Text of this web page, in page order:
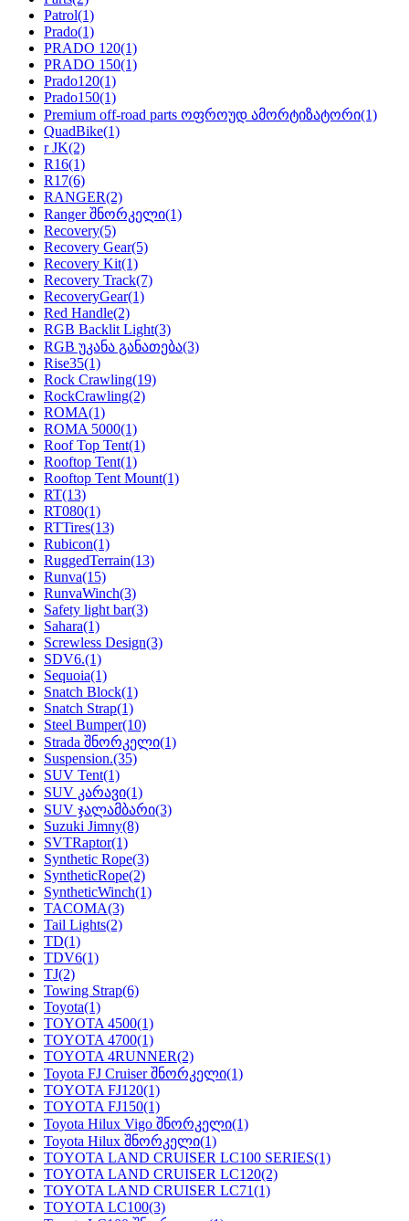
Patrol(1)
Prado(1)
PRADO 120(1)
PRADO 150(1)
Prado120(1)
Prado150(1)
Premium off-road parts ოფროუდ ამორტიზატორი(1)
QuadBike(1)
r JK(2)
R16(1)
R17(6)
RANGER(2)
Ranger შნორკელი(1)
Recovery(5)
Recovery Gear(5)
Recovery Kit(1)
Recovery Track(7)
RecoveryGear(1)
Red Handle(2)
RGB Backlit Light(3)
RGB უკანა განათება(3)
Rise35(1)
Rock Crawling(19)
RockCrawling(2)
ROMA(1)
ROMA 5000(1)
Roof Top Tent(1)
Rooftop Tent(1)
Rooftop Tent Mount(1)
RT(13)
RT080(1)
RTTires(13)
Rubicon(1)
RuggedTerrain(13)
Runva(15)
RunvaWinch(3)
Safety light bar(3)
Sahara(1)
Screwless Design(3)
SDV6.(1)
Sequoia(1)
Snatch Block(1)
Snatch Strap(1)
Steel Bumper(10)
Strada შნორკელი(1)
Suspension.(35)
SUV Tent(1)
SUV კარავი(1)
SUV ჯალამბარი(3)
Suzuki Jimny(8)
SVTRaptor(1)
Synthetic Rope(3)
SyntheticRope(2)
SyntheticWinch(1)
TACOMA(3)
Tail Lights(2)
TD(1)
TDV6(1)
TJ(2)
Towing Strap(6)
Toyota(1)
TOYOTA 4500(1)
TOYOTA 4700(1)
TOYOTA 4RUNNER(2)
Toyota FJ Cruiser შნორკელი(1)
TOYOTA FJ120(1)
TOYOTA FJ150(1)
Toyota Hilux Vigo შნორკელი(1)
Toyota Hilux შნორკელი(1)
TOYOTA LAND CRUISER LC100 SERIES(1)
TOYOTA LAND CRUISER LC120(2)
TOYOTA LAND CRUISER LC71(1)
TOYOTA LC100(3)